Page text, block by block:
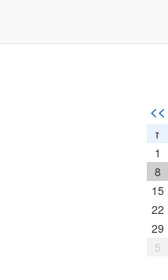
>>
ז
1
8
15
22
29
5